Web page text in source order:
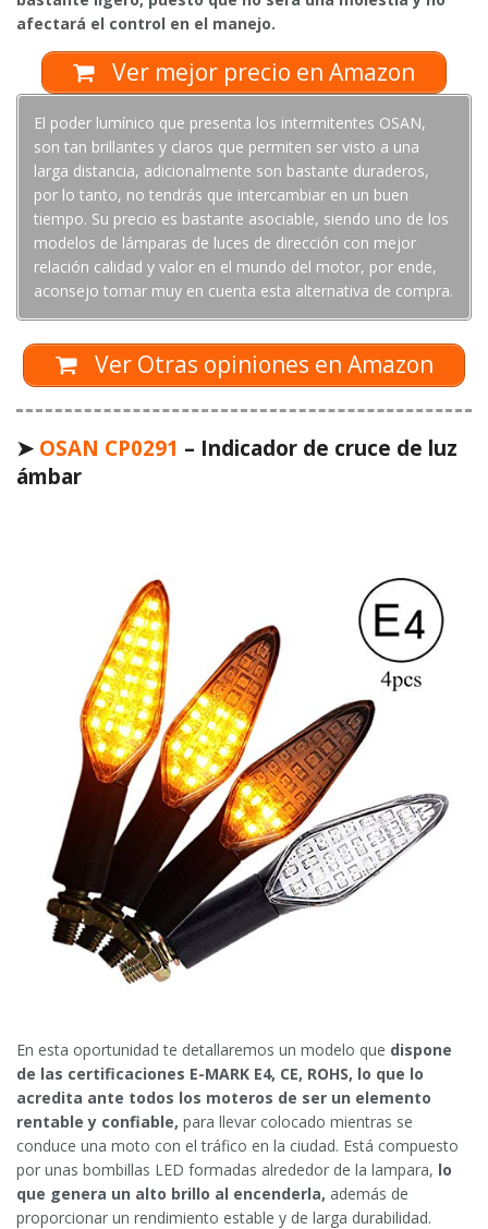
afectará el control en el manejo.
Ver mejor precio en Amazon
El poder lumínico que presenta los intermitentes OSAN,
son tan brillantes y claros que permiten ser visto a una
larga distancia, adicionalmente son bastante duraderos,
por lo tanto, no tendrás que intercambiar en un buen
tiempo. Su precio es bastante asociable, siendo uno de los
modelos de lámparas de luces de dirección con mejor
relación calidad y valor en el mundo del motor, por ende,
aconsejo tomar muy en cuenta esta alternativa de compra.
Ver Otras opiniones en Amazon
➤ OSAN CP0291 – Indicador de cruce de luz
ámbar
En esta oportunidad te detallaremos un modelo que dispone
de las certificaciones E-MARK E4, CE, ROHS, lo que lo
acredita ante todos los moteros de ser un elemento
rentable y confiable, para llevar colocado mientras se
conduce una moto con el tráfico en la ciudad. Está compuesto
por unas bombillas LED formadas alrededor de la lampara, lo
que genera un alto brillo al encenderla, además de
proporcionar un rendimiento estable y de larga durabilidad.